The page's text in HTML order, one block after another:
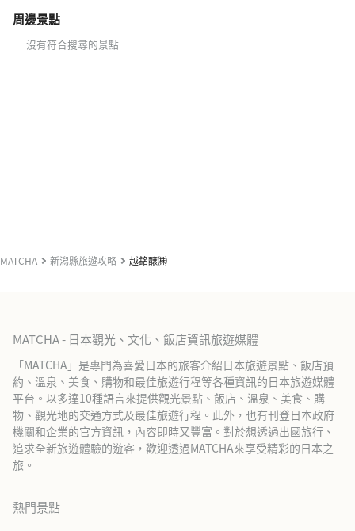
周邊景點
沒有符合搜尋的景點
MATCHA 新潟縣旅遊攻略 越銘醸㈱
MATCHA - 日本觀光、文化、飯店資訊旅遊媒體
「MATCHA」是專門為喜愛日本的旅客介紹日本旅遊景點、飯店預
約、溫泉、美食、購物和最佳旅遊行程等各種資訊的日本旅遊媒體
平台。以多達10種語言來提供觀光景點、飯店、溫泉、美食、購
物、觀光地的交通方式及最佳旅遊行程。此外，也有刊登日本政府
機關和企業的官方資訊，內容即時又豐富。對於想透過出國旅行、
追求全新旅遊體驗的遊客，歡迎透過MATCHA來享受精彩的日本之
旅。
熱門景點